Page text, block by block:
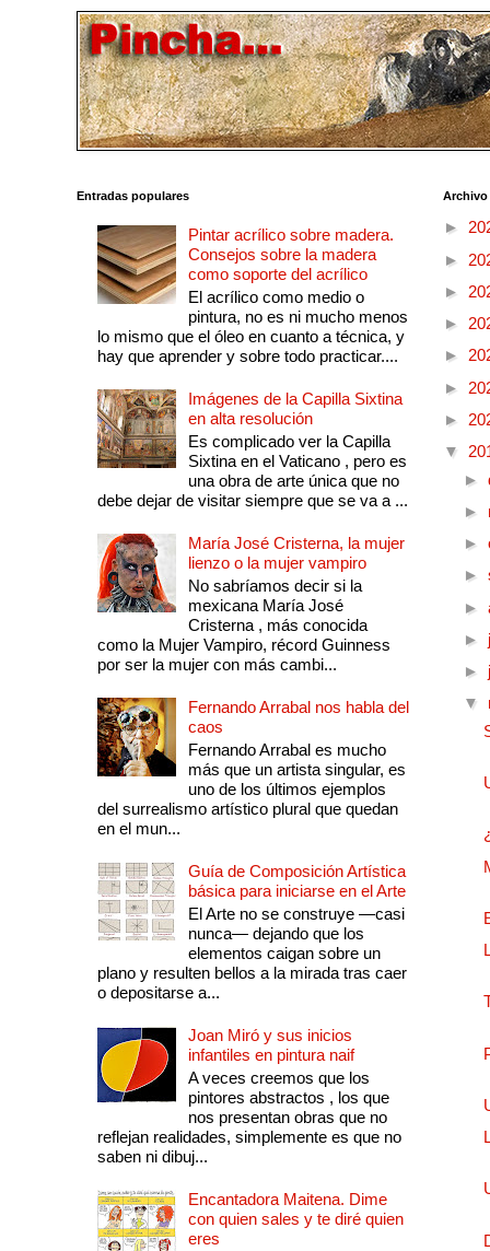
Entradas populares
Pintar acrílico sobre madera.
Consejos sobre la madera
como soporte del acrílico
El acrílico como medio o
pintura, no es ni mucho menos
lo mismo que el óleo en cuanto a técnica, y
hay que aprender y sobre todo practicar....
Imágenes de la Capilla Sixtina
en alta resolución
Es complicado ver la Capilla
Sixtina en el Vaticano , pero es
una obra de arte única que no
debe dejar de visitar siempre que se va a ...
María José Cristerna, la mujer
lienzo o la mujer vampiro
No sabríamos decir si la
mexicana María José
Cristerna , más conocida
como la Mujer Vampiro, récord Guinness
por ser la mujer con más cambi...
Fernando Arrabal nos habla del
caos
Fernando Arrabal es mucho
más que un artista singular, es
uno de los últimos ejemplos
del surrealismo artístico plural que quedan
en el mun...
Guía de Composición Artística
básica para iniciarse en el Arte
El Arte no se construye —casi
nunca— dejando que los
elementos caigan sobre un
plano y resulten bellos a la mirada tras caer
o depositarse a...
Joan Miró y sus inicios
infantiles en pintura naif
A veces creemos que los
pintores abstractos , los que
nos presentan obras que no
reflejan realidades, simplemente es que no
saben ni dibuj...
Encantadora Maitena. Dime
con quien sales y te diré quien
eres
►
►
►
►
►
►
►
▼
►
►
►
►
►
►
►
▼